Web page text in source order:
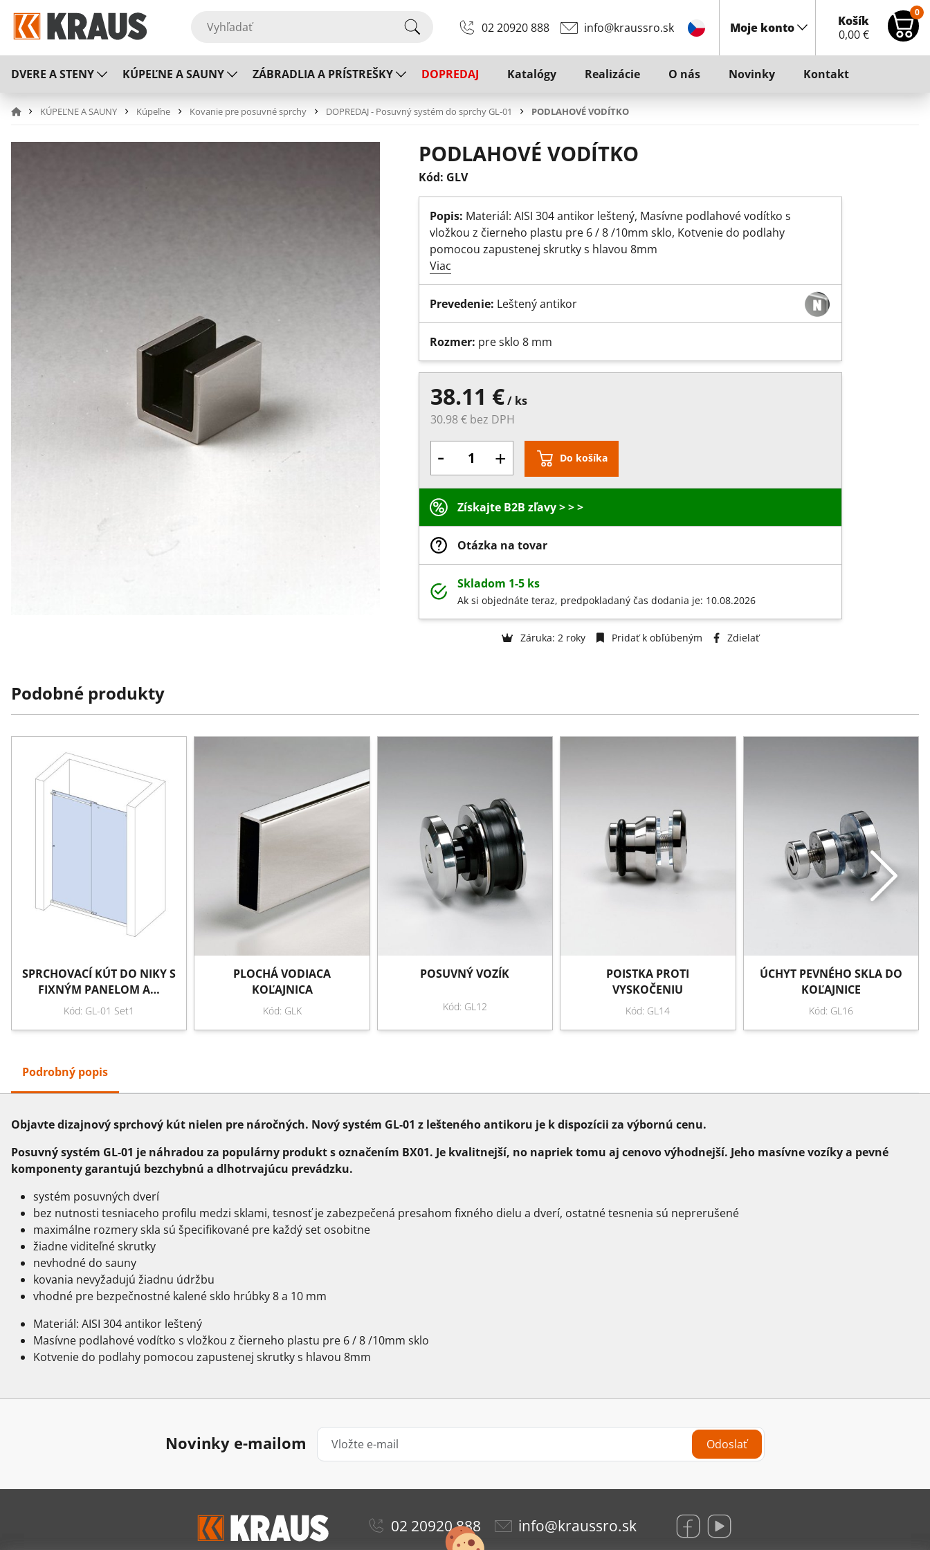
02 20920 888 info@kraussro.sk Moje konto
Košík
0,00€
0
DVERE A STENY KÚPEĽNE A SAUNY ZÁBRADLIA A PRÍSTREŠKY DOPREDAJ Katalógy Realizácie O nás Novinky Kontakt
KÚPEĽNE A SAUNY Kúpeľne Kovanie pre posuvné sprchy DOPREDAJ - Posuvný systém do sprchy GL-01 PODLAHOVÉ VODÍTKO
PODLAHOVÉ VODÍTKO
Kód: GLV
Popis: Materiál: AISI 304 antikor leštený, Masívne podlahové vodítko s
vložkou z čierneho plastu pre 6 / 8 /10mm sklo, Kotvenie do podlahy
pomocou zapustenej skrutky s hlavou 8mm
Viac
Prevedenie: Leštený antikor
Rozmer: pre sklo 8 mm
38.11 €/ ks
30.98 € bez DPH
- + Do košíka
Získajte B2B zľavy > > >
Otázka na tovar
Skladom 1-5 ks
Ak si objednáte teraz, predpokladaný čas dodania je: 10.08.2026
Záruka: 2 roky Pridať k obľúbeným Zdielať
Podobné produkty
SPRCHOVACÍ KÚT DO NIKY S
FIXNÝM PANELOM A…
Kód: GL-01 Set1
PLOCHÁ VODIACA
KOĽAJNICA
Kód: GLK
POSUVNÝ VOZÍK
Kód: GL12
POISTKA PROTI
VYSKOČENIU
Kód: GL14
ÚCHYT PEVNÉHO SKLA DO
KOĽAJNICE
Kód: GL16
Podrobný popis
Objavte dizajnový sprchový kút nielen pre náročných. Nový systém GL-01 z lešteného antikoru je k dispozícii za výbornú cenu.
Posuvný systém GL-01 je náhradou za populárny produkt s označením BX01. Je kvalitnejší, no napriek tomu aj cenovo výhodnejší. Jeho masívne vozíky a pevné
komponenty garantujú bezchybnú a dlhotrvajúcu prevádzku.
systém posuvných dverí 
bez nutnosti tesniaceho profilu medzi sklami, tesnosť je zabezpečená presahom fixného dielu a dverí, ostatné tesnenia sú neprerušené
maximálne rozmery skla sú špecifikované pre každý set osobitne
žiadne viditeľné skrutky
nevhodné do sauny
kovania nevyžadujú žiadnu údržbu
vhodné pre bezpečnostné kalené sklo hrúbky 8 a 10 mm
Materiál: AISI 304 antikor leštený
Masívne podlahové vodítko s vložkou z čierneho plastu pre 6 / 8 /10mm sklo
Kotvenie do podlahy pomocou zapustenej skrutky s hlavou 8mm
Novinky e-mailom Odoslať
02 20920 888 info@kraussro.sk